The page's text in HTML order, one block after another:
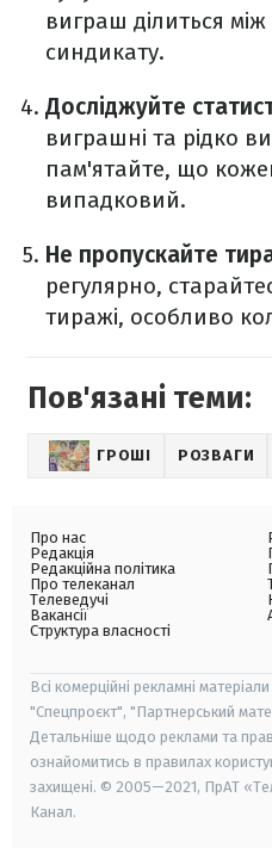
виграш ділиться
синдикату.
Досліджуйте
виграшні та рідко
пам'ятайте, що
випадковий.
Не пропускайте
регулярно,
тиражі, особливо
Пов'язані теми:
ГРОШІ РОЗВАГИ
Про нас
Редакція
Редакційна політика
Про телеканал
Телеведучі
Вакансії
Структура власності
Всі комерційні рекламні
"Спецпроєкт", "Партнерський
Детальніше щодо реклами та
ознайомитись в правилах
захищені. © 2005—2021, ПрАТ
Канал.